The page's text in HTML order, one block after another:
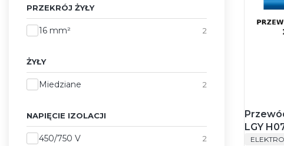
PRZEKRÓJ ŻYŁY
Przekrój żyły
16 mm² 2
ŻYŁY
ŻyłyMiedziane 2
NAPIĘCIE IZOLACJI
Napięcie izolacji
450/750 V 2
LGY